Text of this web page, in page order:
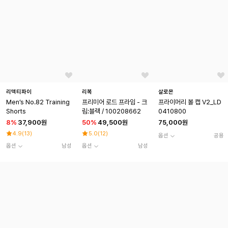
리액티파이
Men’s No.82 Training
Shorts
8% 37,900원
4.9(13)
옵션
남성
리복
프리미어 로드 프라임 - 크
림:블랙 / 100208662
50% 49,500원
5.0(12)
옵션
남성
살로몬
프라이머리 볼 캡 V2_LD
0410800
75,000원
옵션 공용